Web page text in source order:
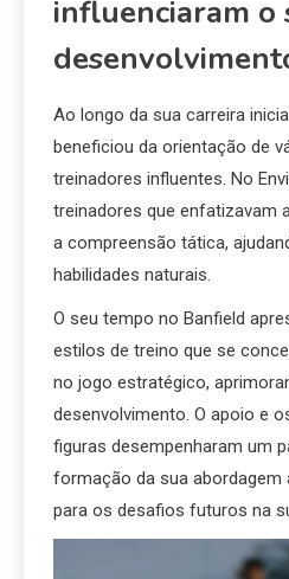
influenciaram o
Ao longo da sua carreira
beneficiou da orientação de
treinadores influentes. No
treinadores que enfatizavam
a compreensão tática,
habilidades naturais.
O seu tempo no Banfield
estilos de treino que se
no jogo estratégico,
desenvolvimento. O apoio e
figuras desempenharam um
formação da sua abordagem
para os desafios futuros na